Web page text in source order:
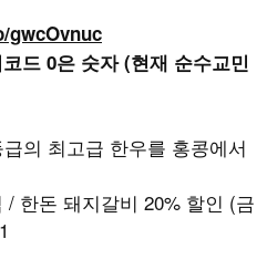
gwcOvnuc
드 0은 숫자 (현재 순수교민
의 최고급 한우를 홍콩에서
한돈 돼지갈비 20% 할인 (금